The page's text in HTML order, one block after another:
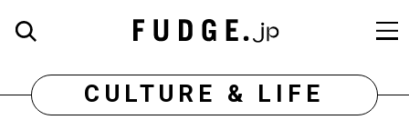
CULTURE & LIFE